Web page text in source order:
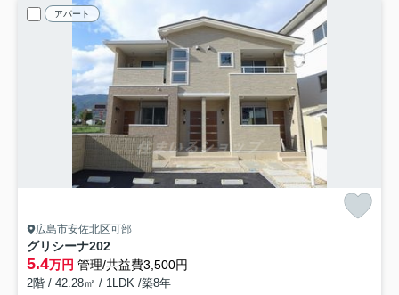
アパート
広島市安佐北区可部
グリシーナ202
5.4万円 管理/共益費3,500円
2階 / 42.28㎡ / 1LDK /築8年